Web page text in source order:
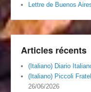
Lettre de Buenos
Articles récents
(Italiano) Diario
(Italiano) Piccoli
26/06/2026